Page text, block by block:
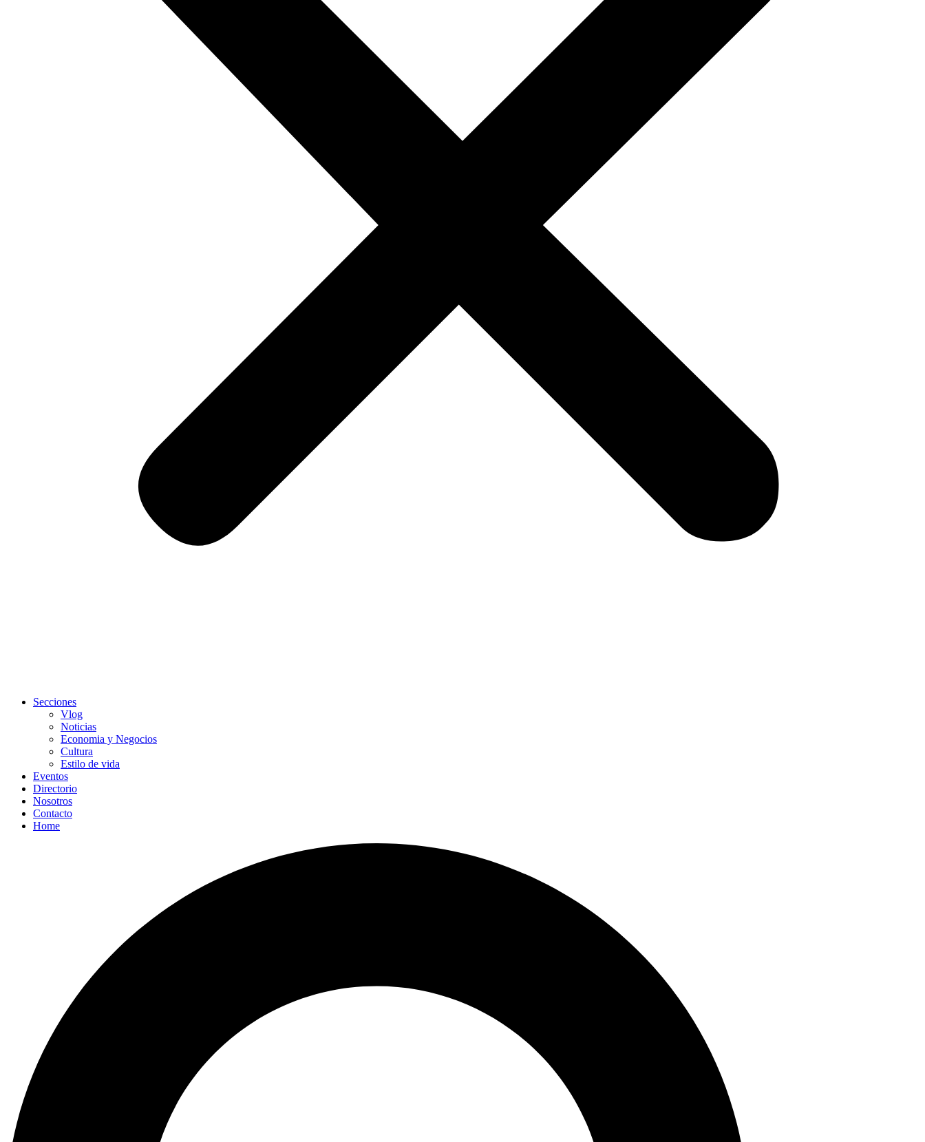
Secciones
Vlog
Noticias
Economia y Negocios
Cultura
Estilo de vida
Eventos
Directorio
Nosotros
Contacto
Home